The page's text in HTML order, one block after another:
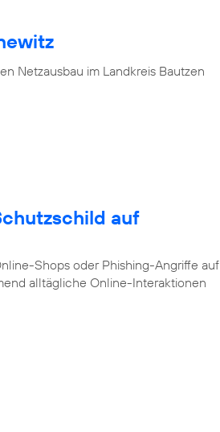
Netzausbau im Landkreis Bautzen
auf
Shops oder Phishing-Angriffe auf
alltägliche Online-Interaktionen